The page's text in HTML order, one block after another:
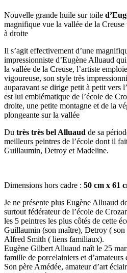
Nouvelle grande huile sur toile
magnifique vue la vallée de la
à droite
Il s’agit effectivement d’une
impressionniste d’Eugène Alluaud
la vallée de la Creuse, l’artiste
vigoureuse, son style très
auparavant se dirige petit à petit vers
est lui emblématique de l’école de
droite, une petite montagne et de la
plongeante sur la vallée
Du très très bel Alluaud de sa
meilleurs peintres de l’école dont il
Guillaumin, Detroy et Madeline.
Dimensions hors cadre : 50 cm x 61
Je ne présente plus Eugène Alluaud
surtout fédérateur de l’école de
les 5 peintres les plus côtés de cette
Guillaumin (son maître), Detroy (
Alfred Smith ( liens familiaux).
Eugène Gilbert Alluaud naît le 25
famille de porcelainiers et d’amateurs
Son père Amédée, amateur d’art